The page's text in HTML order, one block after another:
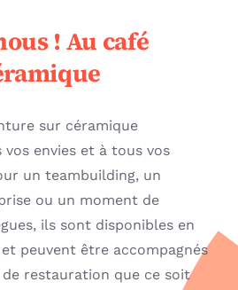
! Au café
sur céramique
vos envies et à tous vos
un teambuilding, un
ou un moment de
ils sont disponibles en
peuvent être accompagnés
restauration que ce soit